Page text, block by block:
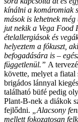
kínálni a komáromiak
mások is lehetnek
jut nekik a Vega Food
ételallergiások és
helyeztem a fókuszt,
befogadására is –
függetlenül.” A
követte, melyet a fiatal
brigádos lánnyal
található büfé pedig
Plant-B-nek a diákok
fejlődni.
„Alacsony
mellett fokozatosan